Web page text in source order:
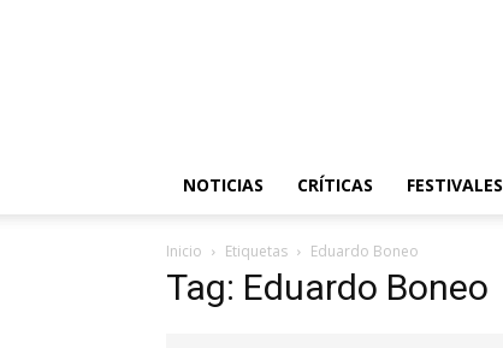
NOTICIAS CRÍTICAS FESTIVALES
Inicio Etiquetas Eduardo Boneo
Tag: Eduardo Boneo